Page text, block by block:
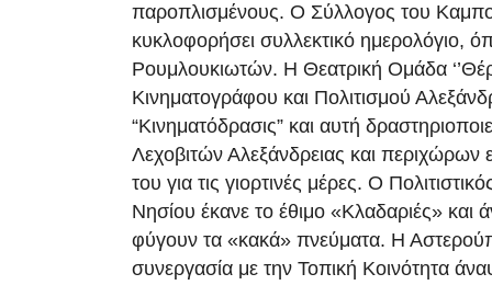
παροπλισμένους. Ο Σύλλογος του
κυκλοφορήσει συλλεκτικό ημερολόγιο,
Ρουμλουκιωτών. Η Θεατρική Ομάδα
Κινηματογράφου και Πολιτισμού
“Κινηματόδρασις” και αυτή
Λεχοβιτών Αλεξάνδρειας και περιχώρων
του για τις γιορτινές μέρες. Ο
Νησίου έκανε το έθιμο «Κλαδαριές» και
φύγουν τα «κακά» πνεύματα. Η
συνεργασία με την Τοπική Κοινότητα